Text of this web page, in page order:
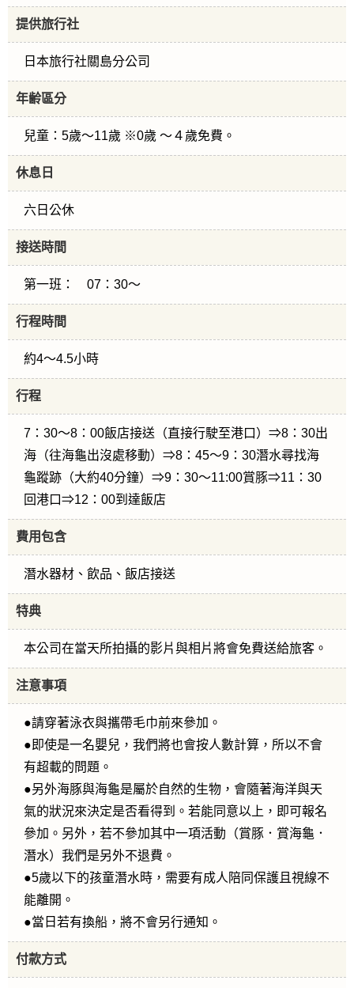
提供旅行社
日本旅行社關島分公司
年齢區分
兒童：5歲～11歲 ※0歲 ～４歲免費。
休息日
六日公休
接送時間
第一班： 07：30～
行程時間
約4～4.5小時
行程
7：30～8：00飯店接送（直接行駛至港口）⇒8：30出
海（往海龜出沒處移動）⇒8：45～9：30潛水尋找海
龜蹤跡（大約40分鐘）⇒9：30～11:00賞豚⇒11：30
回港口⇒12：00到達飯店
費用包含
潛水器材、飲品、飯店接送
特典
本公司在當天所拍攝的影片與相片將會免費送給旅客。
注意事項
●請穿著泳衣與攜帶毛巾前來參加。
●即使是一名嬰兒，我們將也會按人數計算，所以不會
有超載的問題。
●另外海豚與海龜是屬於自然的生物，會隨著海洋與天
氣的狀況來決定是否看得到。若能同意以上，即可報名
參加。另外，若不參加其中一項活動（賞豚．賞海龜．
潛水）我們是另外不退費。
●5歲以下的孩童潛水時，需要有成人陪同保護且視線不
能離開。
●當日若有換船，將不會另行通知。
付款方式